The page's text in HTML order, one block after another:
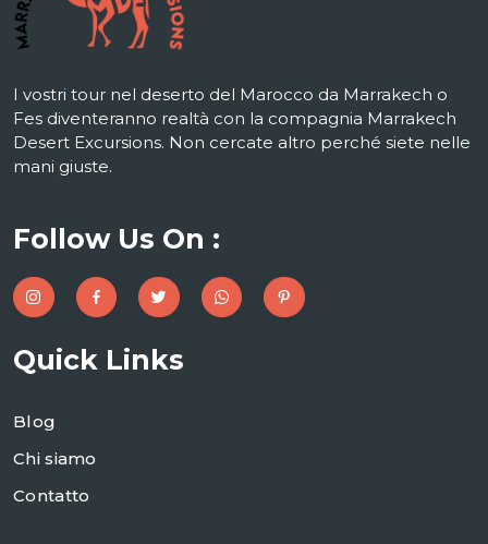
I vostri tour nel deserto del Marocco da Marrakech o
Fes diventeranno realtà con la compagnia Marrakech
Desert Excursions. Non cercate altro perché siete nelle
mani giuste.
Follow Us On :
Quick Links
Blog
Chi siamo
Contatto